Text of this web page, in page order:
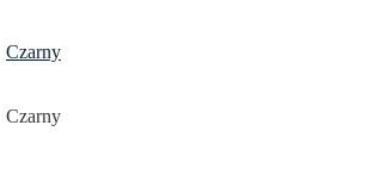
Czarny
Czarny